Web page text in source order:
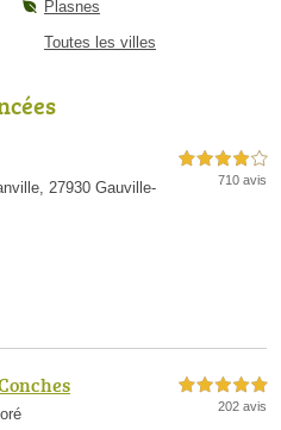
Plasnes
Toutes les villes
27930 Gauville-
4,0 étoiles sur 5
710 avis
5,0 étoiles sur 5
202 avis